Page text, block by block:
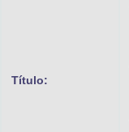
Título: